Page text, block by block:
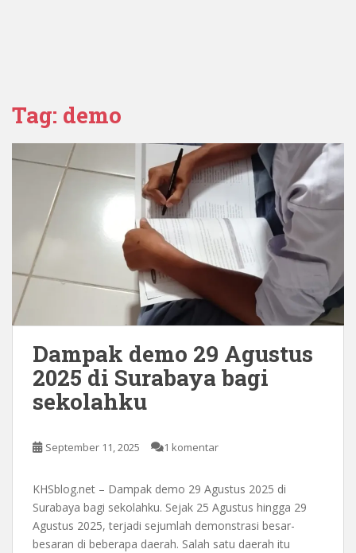
Tag: demo
Dampak demo 29 Agustus
2025 di Surabaya bagi
sekolahku
September 11, 2025 1 komentar
KHSblog.net – Dampak demo 29 Agustus 2025 di
Surabaya bagi sekolahku. Sejak 25 Agustus hingga 29
Agustus 2025, terjadi sejumlah demonstrasi besar-
besaran di beberapa daerah. Salah satu daerah itu